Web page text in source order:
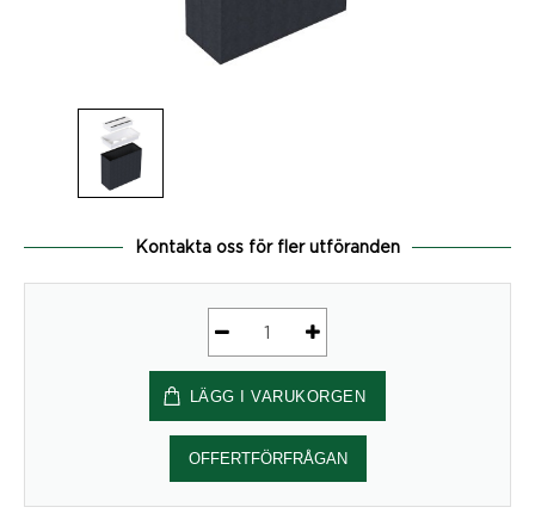
Kontakta oss för fler utföranden
Powerdot
Paket
LITET
exklusive
Powerdots,
Vit
LÄGG I VARUKORGEN
OFFERTFÖRFRÅGAN